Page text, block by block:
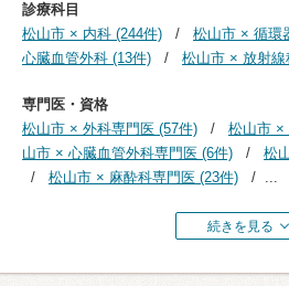
診療科目
松山市 × 内科 (244件)
松山市 × 循環
心臓血管外科 (13件)
松山市 × 放射線
専門医・資格
松山市 × 外科専門医 (57件)
松山市 ×
山市 × 心臓血管外科専門医 (6件)
松
松山市 × 麻酔科専門医 (23件)
...
続きを見る